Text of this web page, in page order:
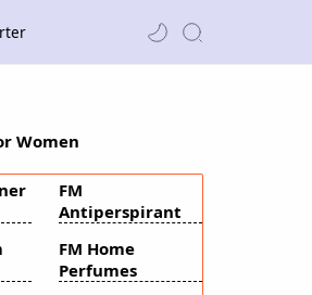
Women
FM
Antiperspirant
FM Home
Perfumes